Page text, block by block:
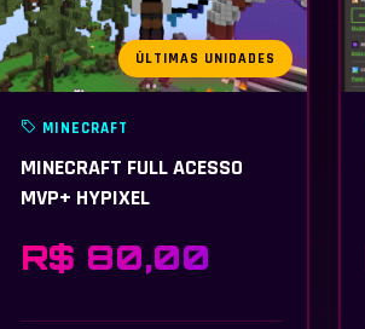
ÚLTIMAS UNIDADES
MINECRAFT
MINECRAFT FULL ACESSO
MVP+ HYPIXEL
R$ 80,00